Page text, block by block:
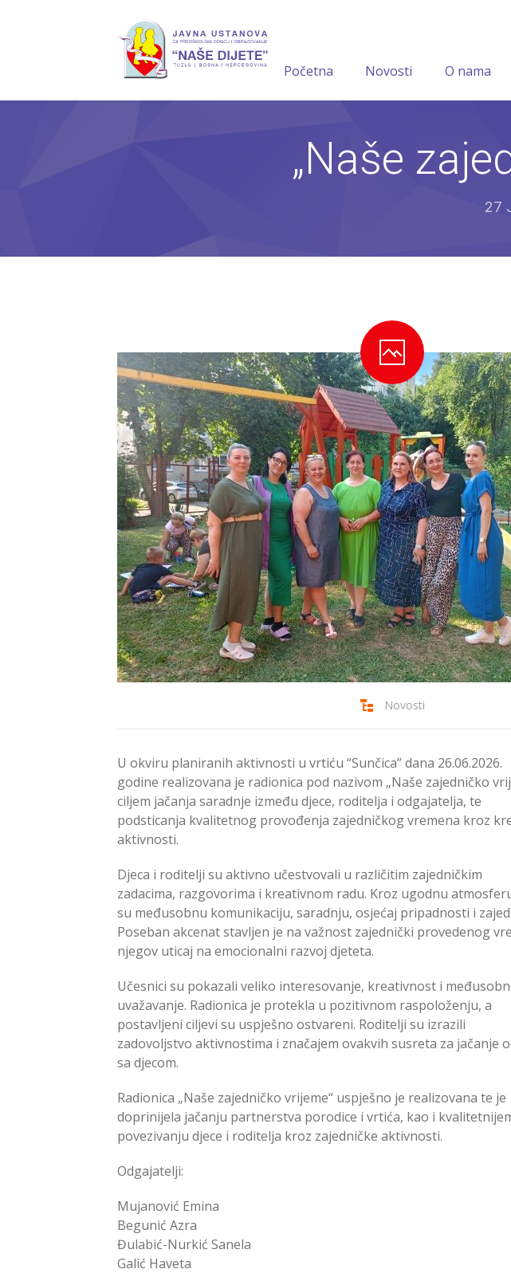
Početna Novosti O nama
„Naše
27
Novosti
U okviru planiranih aktivnosti u vrtiću “Sunčica” dana 26.06.2026.
godine realizovana je radionica pod nazivom „Naše zajedničko
ciljem jačanja saradnje između djece, roditelja i odgajatelja, te
podsticanja kvalitetnog provođenja zajedničkog vremena kroz
aktivnosti.
Djeca i roditelji su aktivno učestvovali u različitim zajedničkim
zadacima, razgovorima i kreativnom radu. Kroz ugodnu
su međusobnu komunikaciju, saradnju, osjećaj pripadnosti i
Poseban akcenat stavljen je na važnost zajednički provedenog
njegov uticaj na emocionalni razvoj djeteta.
Učesnici su pokazali veliko interesovanje, kreativnost i
uvažavanje. Radionica je protekla u pozitivnom raspoloženju, a
postavljeni ciljevi su uspješno ostvareni. Roditelji su izrazili
zadovoljstvo aktivnostima i značajem ovakvih susreta za jačanje
sa djecom.
Radionica „Naše zajedničko vrijeme“ uspješno je realizovana te je
doprinijela jačanju partnerstva porodice i vrtića, kao i
povezivanju djece i roditelja kroz zajedničke aktivnosti.
Odgajatelji:
Mujanović Emina
Begunić Azra
Đulabić-Nurkić Sanela
Galić Haveta